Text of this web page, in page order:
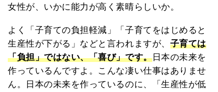
女性が、いかに能力が高く素晴らしいか。
よく「子育ての負担軽減」「子育てをはじめると
生産性が下がる」などと言われますが、 子育ては
「負担」ではない、「喜び」です。日本の未来を
作っているんですよ。こんな凄い仕事はありませ
ん。日本の未来を作っているのに、「生産性が低